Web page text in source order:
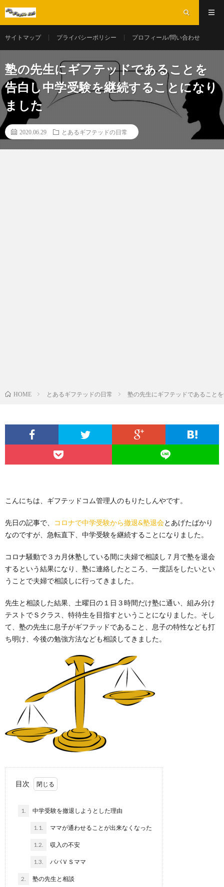
サイトマップ プライバシーポリシー プロフィール/問い合わせ
塾の先生にギフテッドであることを
告白し中学受験を継続することになり
ました
2020.06.29 とあるギフテッドの日常
HOME とあるギフテッドの日常 塾の先生にギフテッドであること
こんにちは、ギフテッドコム管理人のもりたしんやです。
先日の記事で、 コロナで中学受験から撤退&塾退会とあげたばかり
なのですが、急転直下、中学受験を継続することになりました。
コロナ騒動で３カ月休塾している間に夫婦で相談し７月で塾を退会
するという結果になり、塾に連絡したところ、一度話をしたいとい
うことで夫婦で相談しに行ってきました。
先生と相談した結果、土曜日の１日３時間だけ塾に通い、組み分け
テストでＳクラス、特待生を目指すということになりました。そし
て、塾の先生に息子がギフテッドであること、息子の特性なども打
ち明け、今後の勉強方法なども相談してきました。
目次
1. 中学受験を撤退しようとした理由
1.1. ママが通わせることが出来なくなった
1.2. 収入の不安
1.3. パパＶＳママ
2. 塾の先生と相談